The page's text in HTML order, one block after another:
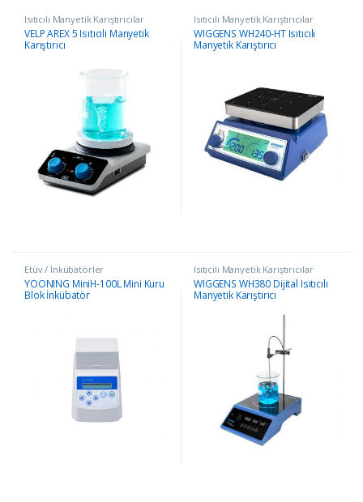
Isıtıcılı Manyetik Karıştırıcılar
VELP AREX 5 Isıtıcılı Manyetik
Karıştırıcı
Isıtıcılı Manyetik Karıştırıcılar
WIGGENS WH240-HT Isıtıcılı
Manyetik Karıştırıcı
Etüv / İnkübatörler
YOONING MiniH-100L Mini Kuru
Blok İnkübatör
Isıtıcılı Manyetik Karıştırıcılar
WIGGENS WH380 Dijital Isıtıcılı
Manyetik Karıştırıcı